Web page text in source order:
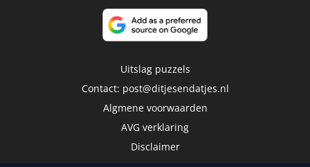
Uitslag puzzels
Contact: post@ditjesendatjes.nl
Algmene voorwaarden
AVG verklaring
Disclaimer